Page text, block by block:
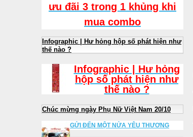
ưu đãi 3 trong 1 khủng khi
mua combo
Infographic | Hư hỏng hộp số phát hiện như
thế nào ?
Infographic | Hư hỏng
hộp số phát hiện như
thế nào ?
Chúc mừng ngày Phụ Nữ Việt Nam 20/10
GỬI ĐẾN MỘT NỬA YÊU THƯƠNG